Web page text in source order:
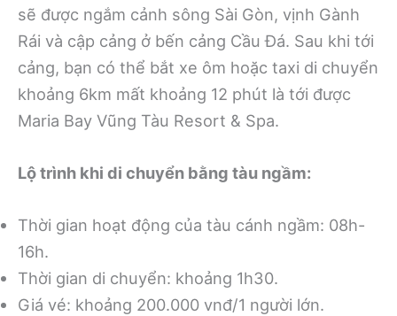
sẽ được ngắm cảnh sông Sài Gòn, vịnh Gành
Rái và cập cảng ở bến cảng Cầu Đá. Sau khi tới
cảng, bạn có thể bắt xe ôm hoặc taxi di chuyển
khoảng 6km mất khoảng 12 phút là tới được
Maria Bay Vũng Tàu Resort & Spa.
Lộ trình khi di chuyển bằng tàu ngầm:
Thời gian hoạt động của tàu cánh ngầm: 08h-
16h.
Thời gian di chuyển: khoảng 1h30.
Giá vé: khoảng 200.000 vnđ/1 người lớn.